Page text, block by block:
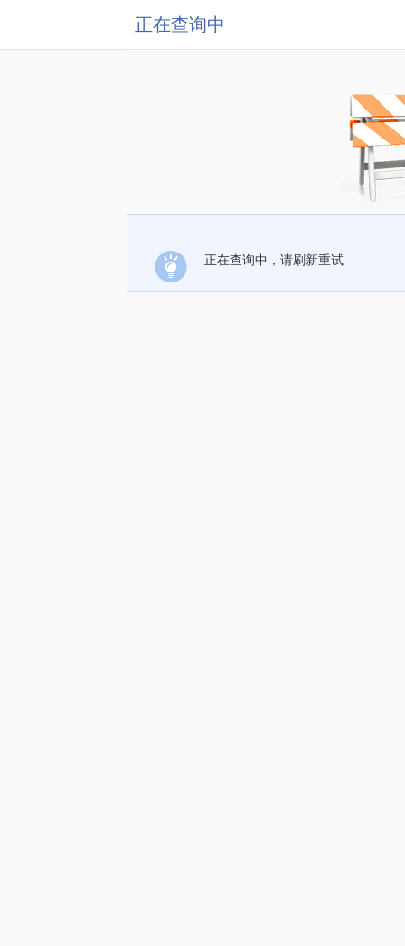
正在查询中
正在查询中，请刷新重试